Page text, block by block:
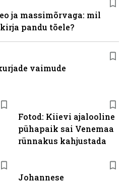
Fotod: Kiievi ajalooline
pühapaik sai Venemaa
rünnakus kahjustada
Johannese
ja massimõrvaga: mil
pandu tõele?
vaimude